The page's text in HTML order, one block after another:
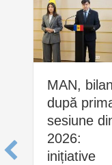
MAN,
după
sesiune
2026:
inițiative